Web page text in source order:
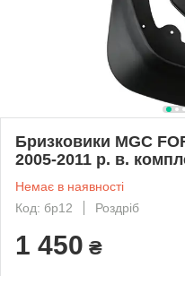
Бризковики MGC
2005-2011 р. в.
Немає в наявності
Код: бр12
Роздріб
1 450 ₴